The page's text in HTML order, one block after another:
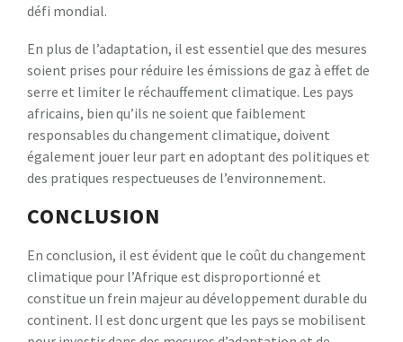
défi mondial.
En plus de l’adaptation, il est essentiel que des mesures
soient prises pour réduire les émissions de gaz à effet de
serre et limiter le réchauffement climatique. Les pays
africains, bien qu’ils ne soient que faiblement
responsables du changement climatique, doivent
également jouer leur part en adoptant des politiques et
des pratiques respectueuses de l’environnement.
CONCLUSION
En conclusion, il est évident que le coût du changement
climatique pour l’Afrique est disproportionné et
constitue un frein majeur au développement durable du
continent. Il est donc urgent que les pays se mobilisent